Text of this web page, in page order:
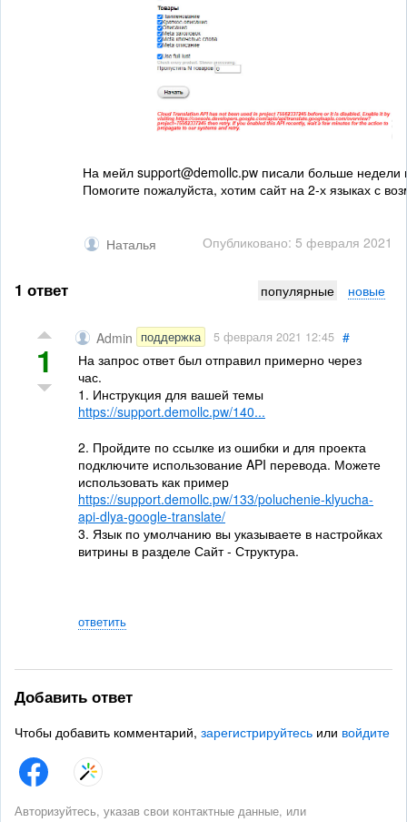
На мейл support@demollc.pw писали больше недели
Помогите пожалуйста, хотим сайт на 2-х языках с
Опубликовано: 5 февраля 2021
Наталья
1 ответ популярные новые
1
Admin поддержка 5 февраля 2021 12:45 #
На запрос ответ был отправил примерно через
час.
1. Инструкция для вашей темы
https://support.demollc.pw/140...
2. Пройдите по ссылке из ошибки и для проекта
подключите использование API перевода. Можете
использовать как пример
https://support.demollc.pw/133/poluchenie-klyucha-
api-dlya-google-translate/
3. Язык по умолчанию вы указываете в настройках
витрины в разделе Сайт - Структура.
ответить
Добавить ответ
Чтобы добавить комментарий, зарегистрируйтесь или войдите
Авторизуйтесь, указав свои контактные данные, или